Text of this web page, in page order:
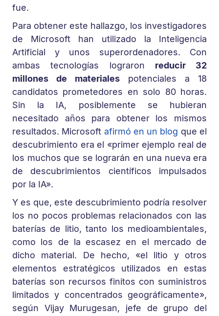
fue.
Para obtener este hallazgo, los investigadores
de Microsoft han utilizado la Inteligencia
Artificial y unos superordenadores. Con
ambas tecnologías lograron reducir 32
millones de materiales potenciales a 18
candidatos prometedores en solo 80 horas.
Sin la IA, posiblemente se hubieran
necesitado años para obtener los mismos
resultados. Microsoft afirmó en un blog que el
descubrimiento era el «primer ejemplo real de
los muchos que se lograrán en una nueva era
de descubrimientos científicos impulsados
por la IA».
Y es que, este descubrimiento podría resolver
los no pocos problemas relacionados con las
baterías de litio, tanto los medioambientales,
como los de la escasez en el mercado de
dicho material. De hecho, «el litio y otros
elementos estratégicos utilizados en estas
baterías son recursos finitos con suministros
limitados y concentrados geográficamente»,
según Vijay Murugesan, jefe de grupo del